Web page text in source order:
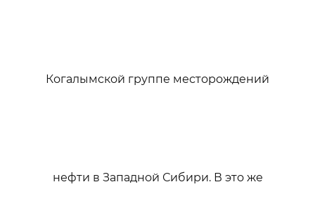
Когалымской группе месторождений
нефти в Западной Сибири. В это же